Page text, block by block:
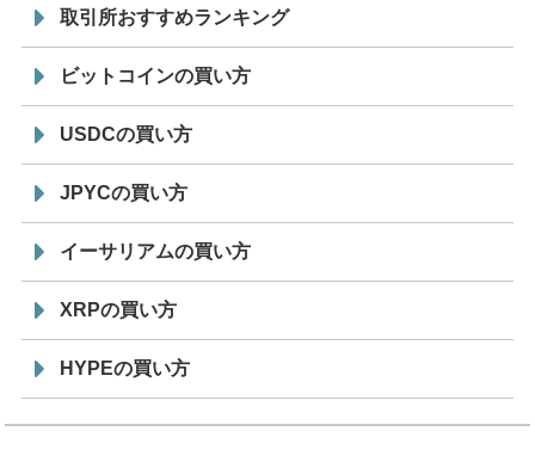
取引所おすすめランキング
ビットコインの買い方
USDCの買い方
JPYCの買い方
イーサリアムの買い方
XRPの買い方
HYPEの買い方